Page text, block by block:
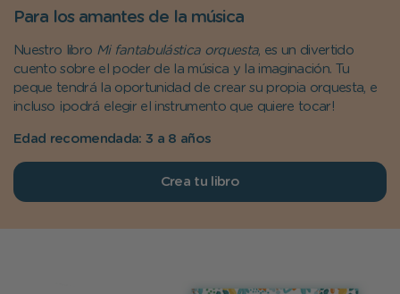
Para los amantes de la música
Nuestro libro Mi fantabulástica orquesta, es un divertido
cuento sobre el poder de la música y la imaginación. Tu
peque tendrá la oportunidad de crear su propia orquesta, e
incluso ¡podrá elegir el instrumento que quiere tocar!
Edad recomendada: 3 a 8 años
Crea tu libro